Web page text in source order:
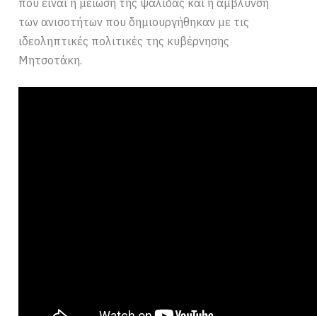
των ανισοτήτων που δημιουργήθηκαν με τις
ιδεοληπτικές πολιτικές της κυβέρνησης
Μητσοτάκη.